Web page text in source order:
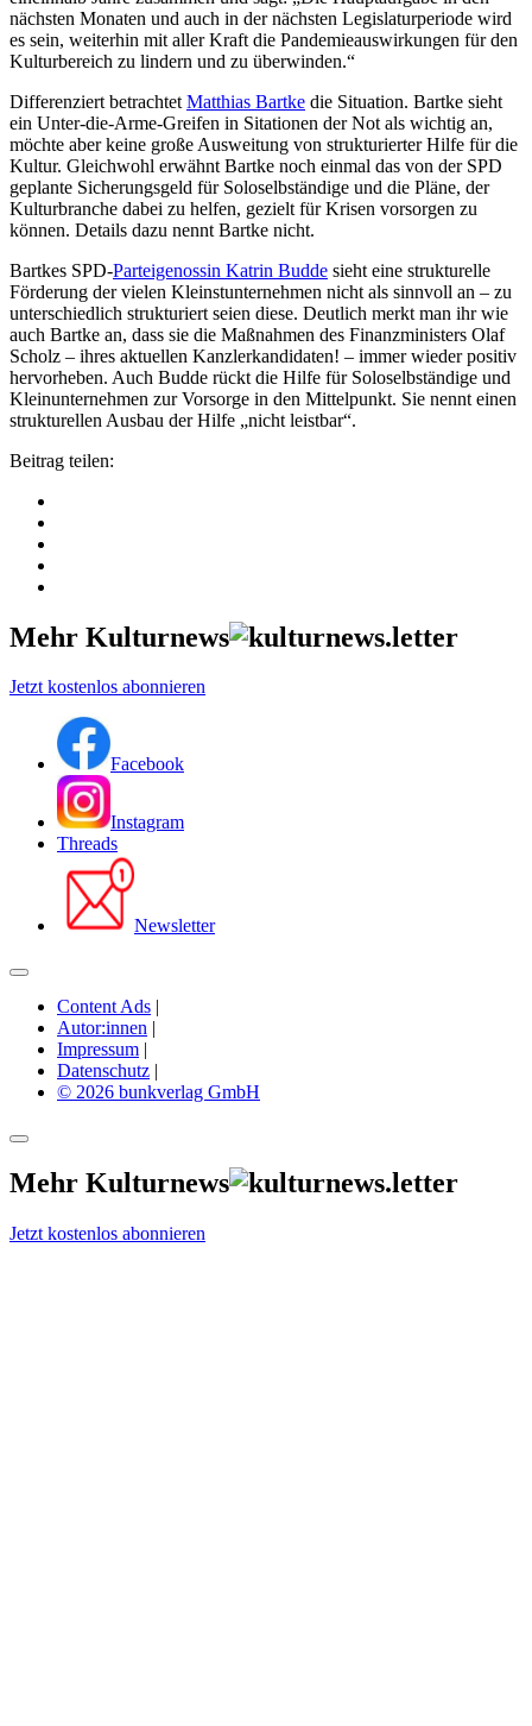
nächsten Monaten und auch in der nächsten Legislaturperiode wird
es sein, weiterhin mit aller Kraft die Pandemieauswirkungen für den
Kulturbereich zu lindern und zu überwinden.“
Differenziert betrachtet Matthias Bartke die Situation. Bartke sieht
ein Unter-die-Arme-Greifen in Sitationen der Not als wichtig an,
möchte aber keine große Ausweitung von strukturierter Hilfe für die
Kultur. Gleichwohl erwähnt Bartke noch einmal das von der SPD
geplante Sicherungsgeld für Soloselbständige und die Pläne, der
Kulturbranche dabei zu helfen, gezielt für Krisen vorsorgen zu
können. Details dazu nennt Bartke nicht.
Bartkes SPD-Parteigenossin Katrin Budde sieht eine strukturelle
Förderung der vielen Kleinstunternehmen nicht als sinnvoll an – zu
unterschiedlich strukturiert seien diese. Deutlich merkt man ihr wie
auch Bartke an, dass sie die Maßnahmen des Finanzministers Olaf
Scholz – ihres aktuellen Kanzlerkandidaten! – immer wieder positiv
hervorheben. Auch Budde rückt die Hilfe für Soloselbständige und
Kleinunternehmen zur Vorsorge in den Mittelpunkt. Sie nennt einen
strukturellen Ausbau der Hilfe „nicht leistbar“.
Beitrag teilen:
Mehr Kulturnews
Jetzt kostenlos abonnieren
Facebook
Instagram
Threads
Newsletter
Content Ads |
Autor:innen |
Impressum |
Datenschutz |
© 2026 bunkverlag GmbH
Mehr Kulturnews
Jetzt kostenlos abonnieren